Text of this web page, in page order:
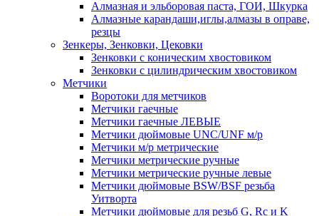
Алмазная и эльборовая паста, ГОИ, Шкурка
Алмазные карандаши,иглы,алмазы в оправе,
резцы
Зенкеры, Зенковки, Цековки
Зенковки с коническим хвостовиком
Зенковки с цилиндрическим хвостовиком
Метчики
Воротоки для метчиков
Метчики гаечные
Метчики гаечные ЛЕВЫЕ
Метчики дюймовые UNC/UNF м/р
Метчики м/р метрические
Метчики метрические ручные
Метчики метрические ручные левые
Метчики дюймовые BSW/BSF резьба
Уитворта
Метчики дюймовые для резьб G, Rc и K